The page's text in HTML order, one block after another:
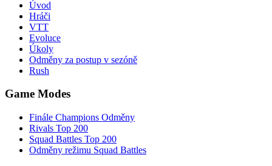
Úvod
Hráči
VTT
Evoluce
Úkoly
Odměny za postup v sezóně
Rush
Game Modes
Finále Champions Odměny
Rivals Top 200
Squad Battles Top 200
Odměny režimu Squad Battles